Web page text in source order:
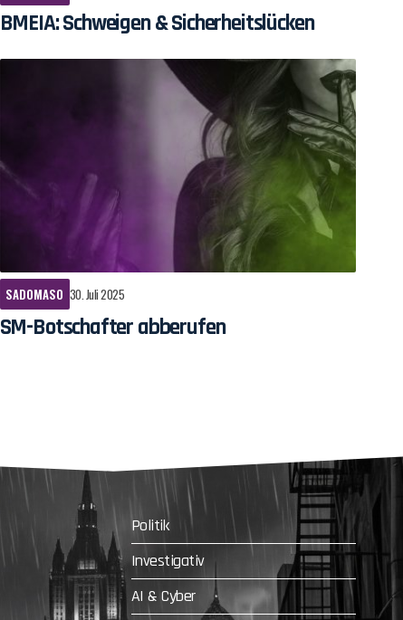
BMEIA: Schweigen & Sicherheitslücken
SADOMASO 30. Juli 2025
SM-Botschafter abberufen
Politik
Investigativ
AI & Cyber